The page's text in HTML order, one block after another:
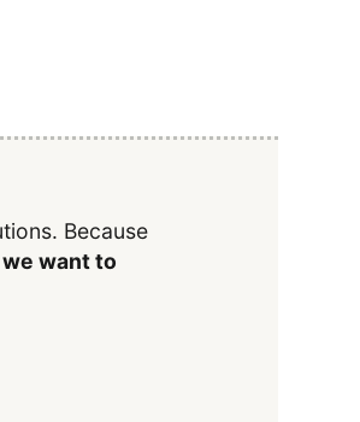
Because
want to